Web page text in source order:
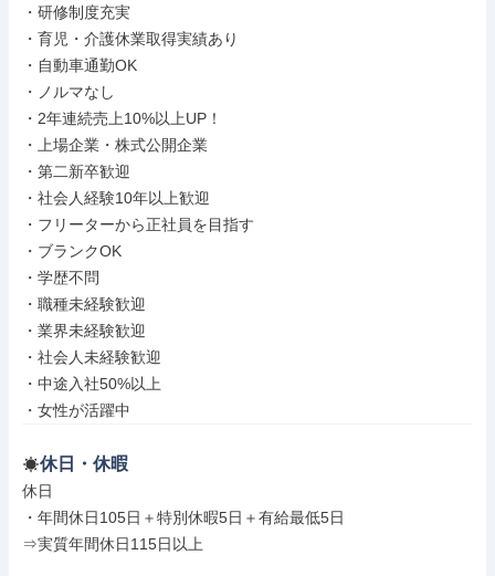
・研修制度充実
・育児・介護休業取得実績あり
・自動車通勤OK
・ノルマなし
・2年連続売上10%以上UP！
・上場企業・株式公開企業
・第二新卒歓迎
・社会人経験10年以上歓迎
・フリーターから正社員を目指す
・ブランクOK
・学歴不問
・職種未経験歓迎
・業界未経験歓迎
・社会人未経験歓迎
・中途入社50%以上
・女性が活躍中
休日・休暇
休日
・年間休日105日＋特別休暇5日＋有給最低5日
⇒実質年間休日115日以上